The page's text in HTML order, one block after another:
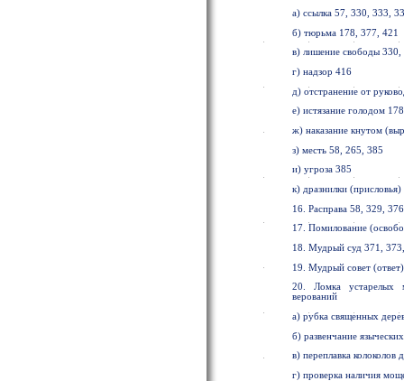
а) ссылка 57, 330, 333,
б) тюрьма 178, 377, 421
в) лишение свободы 330,
г) надзор 416
д) отстранение от
е) истязание голодом
ж) наказание кнутом
з) месть 58, 265, 385
и) угроза 385
к) дразнилки
16. Расправа 58, 329,
17. Помилование
18. Мудрый суд 371,
19. Мудрый совет
20. Ломка устарелых
верований
а) рубка священных
б) развенчание
в) переплавка колоколов
г) проверка наличия